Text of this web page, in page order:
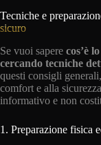
Tecniche e
sicuro
Se vuoi sapere cos’è
cercando tecniche
questi consigli
comfort e alla
informativo e non
1. Preparazione fisica